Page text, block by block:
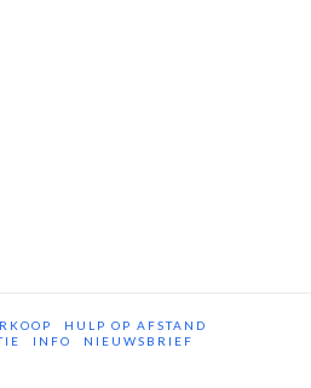
HULP OP AFSTAND
INFO NIEUWSBRIEF